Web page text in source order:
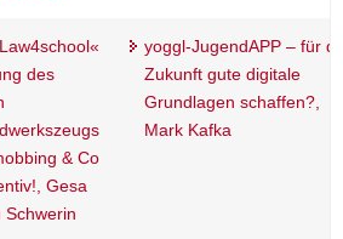
des
& Co
Gesa
Schwerin
yoggl-JugendAPP – für
Zukunft gute digitale
Grundlagen schaffen?,
Mark Kafka